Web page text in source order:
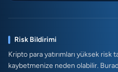
Risk Bildirimi
Kripto para yatırımları yüksek risk
kaybetmenize neden olabilir.